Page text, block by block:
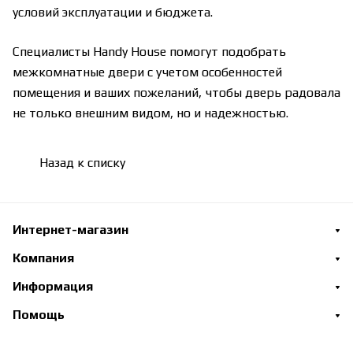
условий эксплуатации и бюджета.
Специалисты Handy House помогут подобрать
межкомнатные двери с учетом особенностей
помещения и ваших пожеланий, чтобы дверь радовала
не только внешним видом, но и надежностью.
Назад к списку
Интернет-магазин
Компания
Информация
Помощь